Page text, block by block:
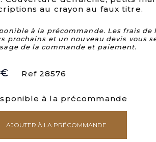
au crayon au faux titre.
à la précommande. Les frais
prochains et un nouveau devis vous
de la commande et paiement.
€ Ref 28576
à la précommande
AJOUTER À LA PRÉCOMMANDE